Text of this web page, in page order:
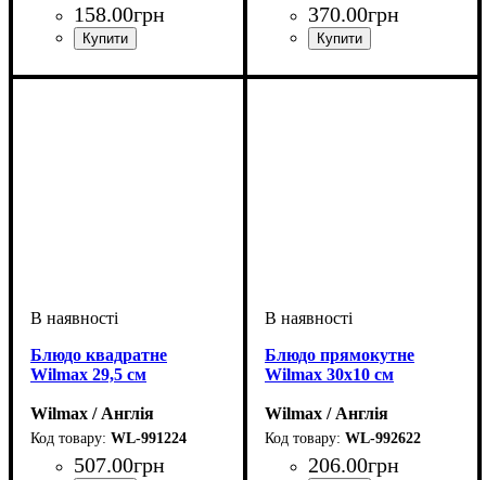
158.00грн 370.00грн
Блюдо квадратне
Wilmax 29,5 см
Wilmax / Англія
WL-991224
507.00грн
Блюдо прямокутне
Wilmax 30х10 см
Wilmax / Англія
WL-992622
206.00грн